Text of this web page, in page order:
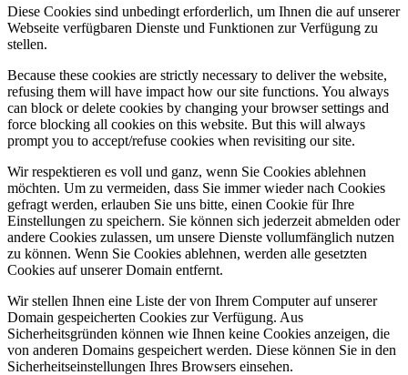
Diese Cookies sind unbedingt erforderlich, um Ihnen die auf unserer
Webseite verfügbaren Dienste und Funktionen zur Verfügung zu
stellen.
Because these cookies are strictly necessary to deliver the website,
refusing them will have impact how our site functions. You always
can block or delete cookies by changing your browser settings and
force blocking all cookies on this website. But this will always
prompt you to accept/refuse cookies when revisiting our site.
Wir respektieren es voll und ganz, wenn Sie Cookies ablehnen
möchten. Um zu vermeiden, dass Sie immer wieder nach Cookies
gefragt werden, erlauben Sie uns bitte, einen Cookie für Ihre
Einstellungen zu speichern. Sie können sich jederzeit abmelden oder
andere Cookies zulassen, um unsere Dienste vollumfänglich nutzen
zu können. Wenn Sie Cookies ablehnen, werden alle gesetzten
Cookies auf unserer Domain entfernt.
Wir stellen Ihnen eine Liste der von Ihrem Computer auf unserer
Domain gespeicherten Cookies zur Verfügung. Aus
Sicherheitsgründen können wie Ihnen keine Cookies anzeigen, die
von anderen Domains gespeichert werden. Diese können Sie in den
Sicherheitseinstellungen Ihres Browsers einsehen.